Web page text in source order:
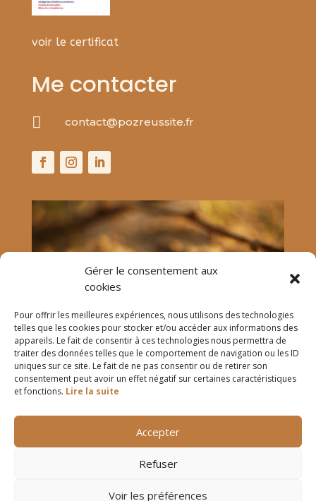
Gérer le consentement aux
cookies
Pour offrir les meilleures expériences, nous utilisons des technologies
telles que les cookies pour stocker et/ou accéder aux informations des
appareils. Le fait de consentir à ces technologies nous permettra de
traiter des données telles que le comportement de navigation ou les ID
uniques sur ce site. Le fait de ne pas consentir ou de retirer son
consentement peut avoir un effet négatif sur certaines caractéristiques
et fonctions. Lire la suite
Accepter
Refuser
Voir les préférences
voir le certificat
Me contacter
 contact@pozreussite.fr
Politique de confidentialité